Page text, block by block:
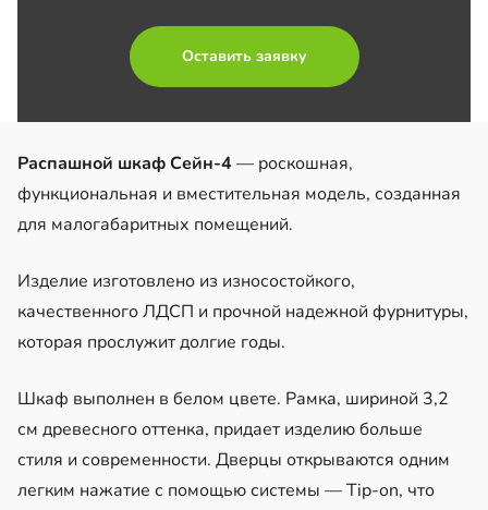
Оставить заявку
Распашной шкаф Сейн-4— роскошная,
функциональная и вместительная модель, созданная
для малогабаритных помещений.
Изделие изготовлено из износостойкого,
качественного ЛДСП и прочной надежной фурнитуры,
которая прослужит долгие годы.
Шкаф выполнен в белом цвете. Рамка, шириной 3,2
см древесного оттенка, придает изделию больше
стиля и современности. Дверцы открываются одним
легким нажатие с помощью системы — Tip-on, что